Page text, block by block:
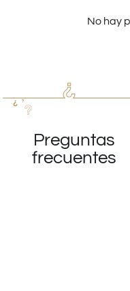
No hay
Preguntas
frecuentes